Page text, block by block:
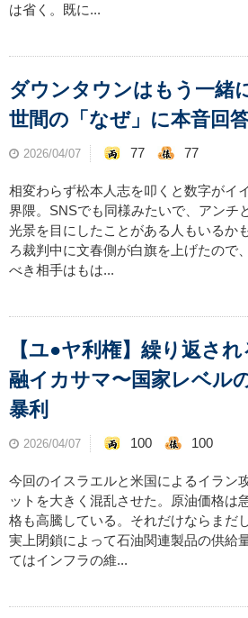
は省く。既に...
ダウンタウンはもう一緒
世間の「なぜ」に本音回
2026/04/07 77 77
相変わらず松本人志を叩くと数字がイ
界隈。SNSでも同様みたいで、アンチ
光景を目にしたことがある人もいるか
ろ裁判中に文春側が白旗を上げたので
べき相手はもは...
【ユ●ヤ利権】繰り返さ
融イカサマ〜国家レベル
暴利
2026/04/07 100 100
今回のイスラエルと米国によるイラン
ットを大きく混乱させた。原油価格は
格も高騰している。それだけならまだ
実上閉鎖によって石油関連製品の供給
てはインフラの維...